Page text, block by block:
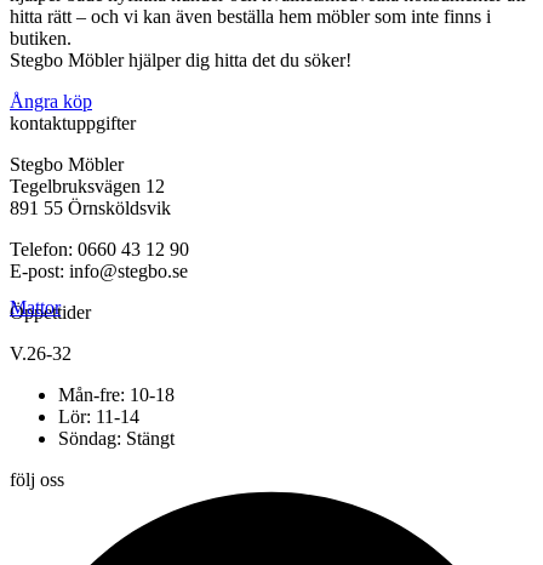
Mattor
hitta rätt – och vi kan även beställa hem möbler som inte finns i
butiken.
Stegbo Möbler hjälper dig hitta det du söker!
Ångra köp
kontaktuppgifter
Stegbo Möbler
Tegelbruksvägen 12
891 55 Örnsköldsvik
Telefon: 0660 43 12 90
E-post: info@stegbo.se
Öppettider
V.26-32
Mån-fre: 10-18
Lör: 11-14
Söndag: Stängt
följ oss